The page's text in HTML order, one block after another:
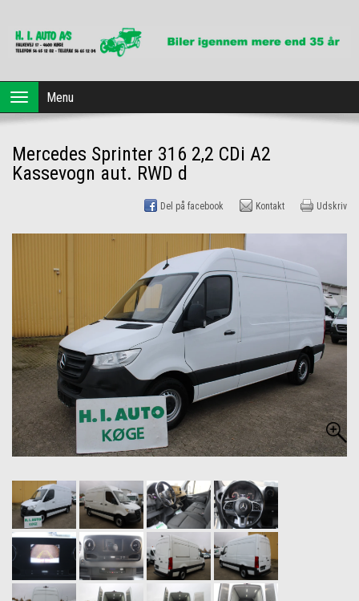
Forside
Dansk Erhvervsleasing
Toggle
navigation
Menu
Mercedes Sprinter 316 2,2 CDi A2
Kassevogn aut. RWD d
Del på facebook Kontakt Udskriv